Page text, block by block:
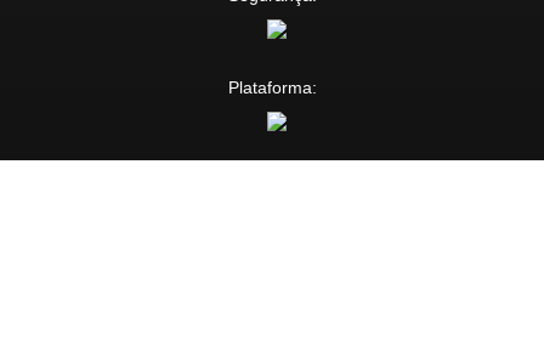
Plataforma: